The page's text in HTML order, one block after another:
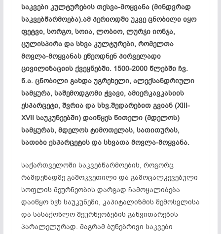
საკვები კულტურების თესვა-მოყვანა (მინდვრად
საკვებწარმოება).ამ პერიოდში უკვე ცნობილი იყო
ფეტვი, სორგო, სოია, ლობიო, ლურჯი იონჯა,
ცულისპირა და სხვა კულტურები, რომელთა
მოვლა-მოყვანას ეწეოდნენ პირველადი
ცივილიზაციის ქვეყნებში. 1500-2000 წლებში ჩვ.
წ.ა. ცნობილი გახდა უგრეხელი, ალექსანდრიული
სამყურა, საშემოდგომი ჭვავი, ამიერკავკასიის
ესპარცეტი, შვრია და სხვ.შედარებით გვიან (XIII-
XVII საუკუნეებში) დაიწყეს წითელი (მდელოს)
სამყურას, მდელოს ტიმოთელას, სათითურას,
სათიბი ესპარცეტის და სხვათა მოვლა-მოყვანა.
საქართველოში საკვებწარმოების, როგორც
რამდენადმე გამოკვეთილი და გამოცალკევებული
სოფლის მეურნეობის დარგად ჩამოყალიბება
დაიწყო ხჳხ საუკუნეში, კაპიტალიზმის შემოსვლისა
და სასაქონლო მეურნეობების განვითარების
პარალელურად. მაგრამ ბუნებრივი საკვები